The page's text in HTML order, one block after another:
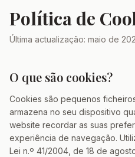
Política de
Última actualização: maio de
O que são cookies?
Cookies são pequenos
armazena no seu dispositivo
website recordar as suas
experiência de navegação.
Lei n.º 41/2004, de 18 de